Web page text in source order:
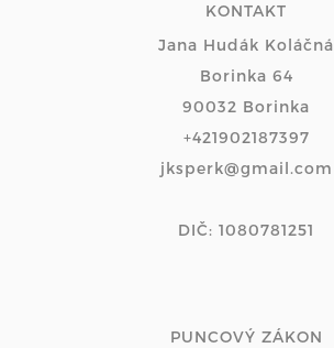
KONTAKT
Jana Hudák Koláčná
Borinka 64
90032 Borinka
+421902187397
jksperk@gmail.com
DIČ: 1080781251
PUNCOVÝ ZÁKON